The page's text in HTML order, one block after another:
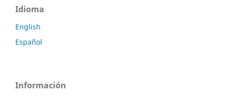
Idioma
English
Español
Información